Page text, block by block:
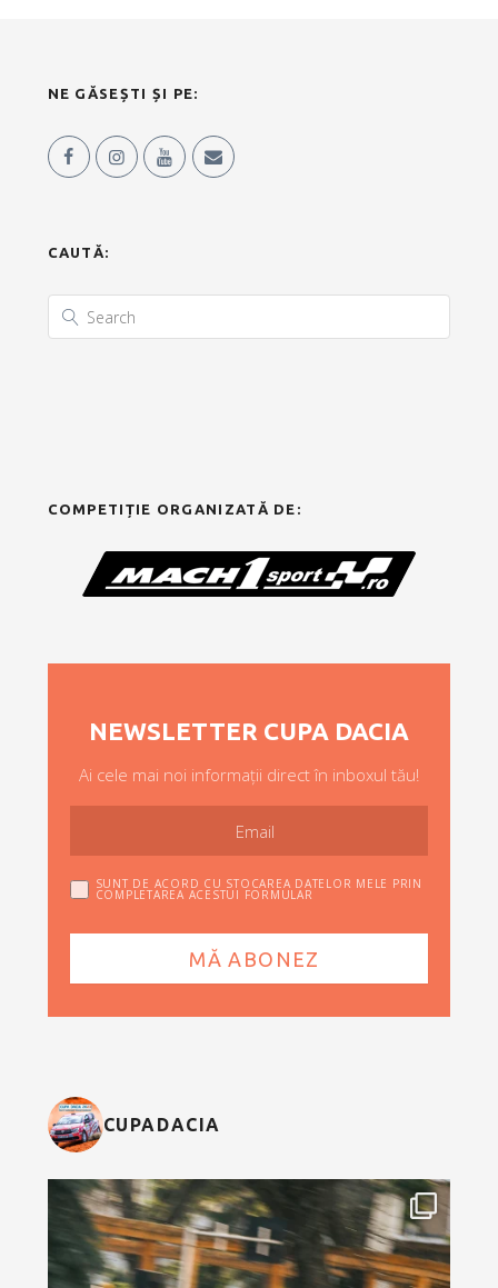
NE GĂSEȘTI ȘI PE:
CAUTĂ:
COMPETIȚIE ORGANIZATĂ DE:
NEWSLETTER CUPA DACIA
Ai cele mai noi informații direct în inboxul tău!
SUNT DE ACORD CU STOCAREA DATELOR MELE PRIN
COMPLETAREA ACESTUI FORMULAR
CUPADACIA